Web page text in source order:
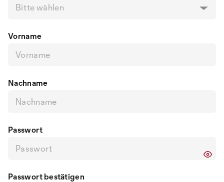
Bitte wählen
Vorname
Nachname
Passwort
Passwort bestätigen